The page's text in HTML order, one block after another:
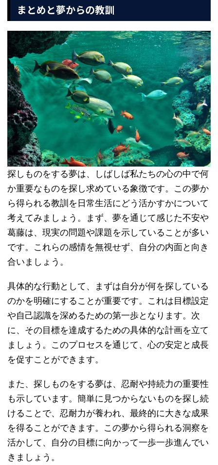
まとめと夢からの教訓
探しものをする夢は、しばしば私たちの心の中で何
か重要なものを探し求めている象徴です。この夢か
ら得られる教訓を日常生活にどう活かすかについて
考えてみましょう。まず、夢を通じて感じた不安や
葛藤は、現実の問題や課題を示していることが多い
です。これらの感情を無視せず、自分の内面と向き
合いましょう。
具体的な行動として、まずは自分が何を探している
のかを明確にすることが重要です。これは目標設定
や自己認識を深めるための第一歩となります。次
に、その目標を達成するための具体的な計画を立て
ましょう。このプロセスを通じて、心の安定と成長
を促すことができます。
また、探しものをする夢は、忍耐や持続力の重要性
も示しています。簡単に見つからないものを探し続
けることで、忍耐力が養われ、最終的に大きな成果
を得ることができます。この夢から得られる洞察を
活かして、自分の目標に向かって一歩一歩進んでい
きましょう。